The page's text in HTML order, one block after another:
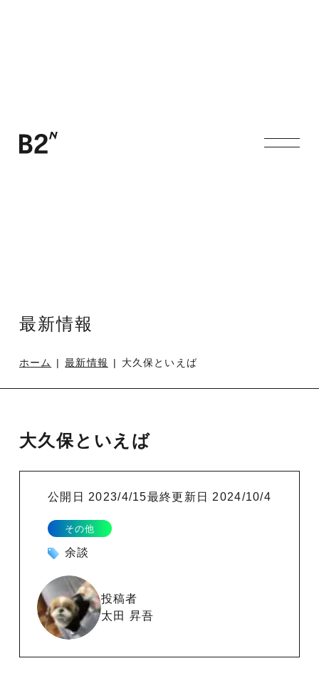
最新情報
ホーム 最新情報 大久保といえば
大久保といえば
公開日 2023/4/15最終更新日 2024/10/4
その他
余談
投稿者
太田 昇吾